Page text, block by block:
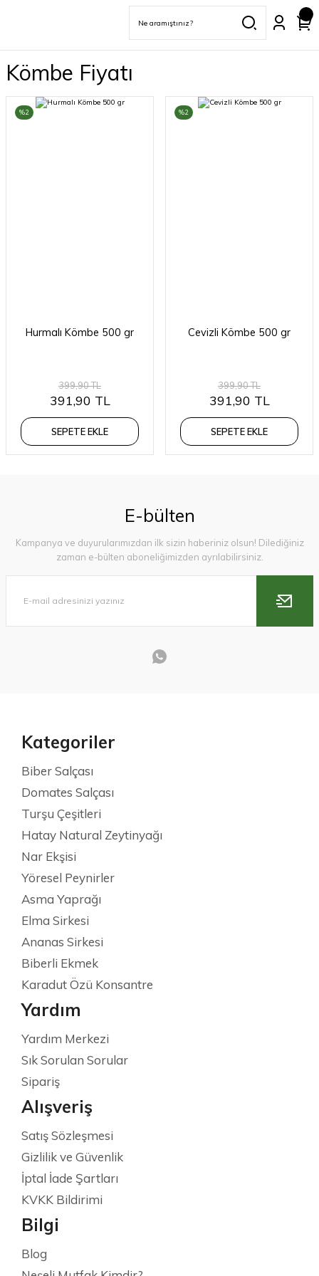
Kömbe Fiyatı
%2
Hurmalı Kömbe 500 gr
399,90 TL
391,90 TL
SEPETE EKLE
%2
Cevizli Kömbe 500 gr
399,90 TL
391,90 TL
SEPETE EKLE
E-bülten
Kampanya ve duyurularımızdan ilk sizin haberiniz olsun! Dilediğiniz
zaman e-bülten aboneliğimizden ayrılabilirsiniz.
Kategoriler
Biber Salçası
Domates Salçası
Turşu Çeşitleri
Hatay Natural Zeytinyağı
Nar Ekşisi
Yöresel Peynirler
Asma Yaprağı
Elma Sirkesi
Ananas Sirkesi
Biberli Ekmek
Karadut Özü Konsantre
Yardım
Yardım Merkezi
Sık Sorulan Sorular
Sipariş
Alışveriş
Satış Sözleşmesi
Gizlilik ve Güvenlik
İptal İade Şartları
KVKK Bildirimi
Bilgi
Blog